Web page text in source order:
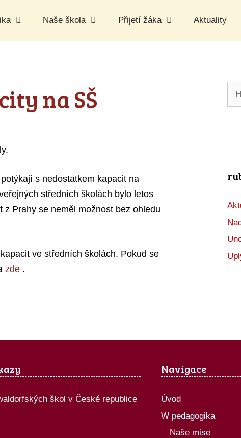
Naše škola Přijetí žáka Aktuality
na SŠ
s nedostatkem kapacit na
středních školách bylo letos
Prahy se neměl možnost bez ohledu
ve středních školách. Pokud se
zde .
škol v České republice
Navigace
Úvod
W pedagogika
Naše mise